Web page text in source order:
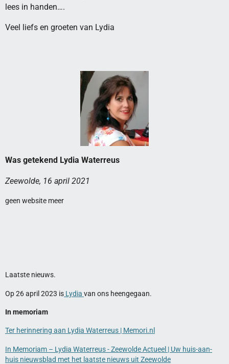
lees in handen….
Veel liefs en groeten van Lydia
Was getekend Lydia Waterreus
Zeewolde, 16 april 2021
geen website meer
Laatste nieuws.
Op 26 april 2023 is Lydia van ons heengegaan.
In memoriam
Ter herinnering aan Lydia Waterreus | Memori.nl
In Memoriam – Lydia Waterreus - Zeewolde Actueel | Uw huis-aan-
huis nieuwsblad met het laatste nieuws uit Zeewolde